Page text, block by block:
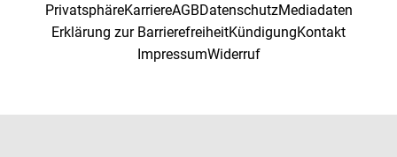
PrivatsphäreKarriereAGBDatenschutzMediadaten
Erklärung zur BarrierefreiheitKündigungKontakt
ImpressumWiderruf